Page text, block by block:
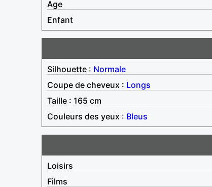
Age
Enfant
Silhouette : Normale
Coupe de cheveux : Longs
Taille : 165 cm
Couleurs des yeux : Bleus
Loisirs
Films